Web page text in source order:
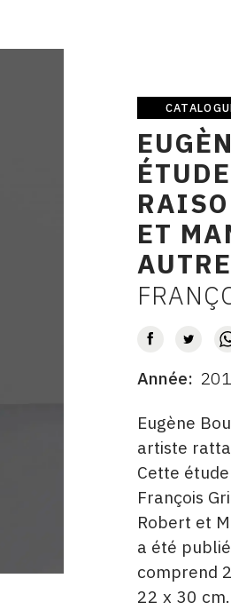
Catalogue
raisonné
ET
AUTEUR
DATE
Année
DESCRITPTION
Eugène
artiste
Cette
François
Robert et
a été
comprend
22 x 30 cm.